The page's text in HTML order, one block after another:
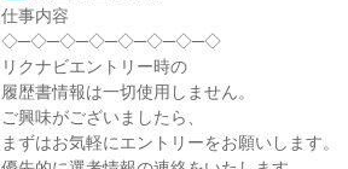
仕事内容
◇─◇─◇─◇─◇─◇─◇─◇
リクナビエントリー時の
履歴書情報は一切使用しません。
ご興味がございましたら、
まずはお気軽にエントリーをお願いします。